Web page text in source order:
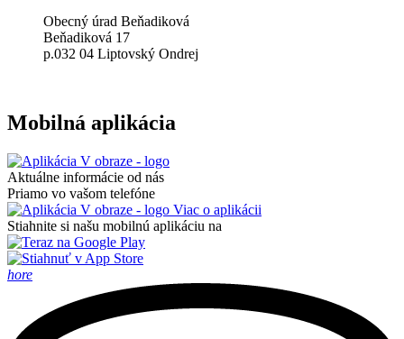
Obecný úrad Beňadiková
​Beňadiková 17
p.032 04 Liptovský Ondrej
Mobilná aplikácia
Aktuálne informácie od nás
Priamo vo vašom telefóne
Viac o aplikácii
Stiahnite si našu mobilnú aplikáciu na
hore